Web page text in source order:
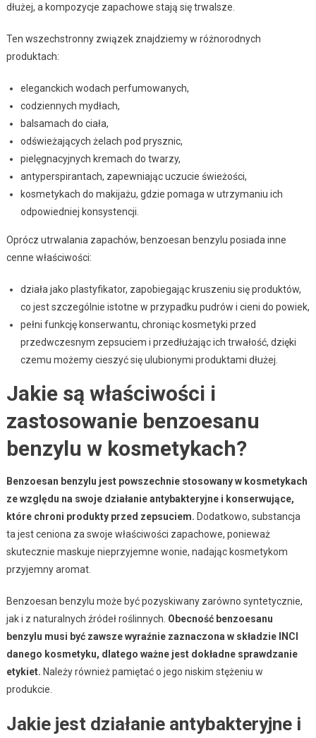
dłużej, a kompozycje zapachowe stają się trwalsze.
Ten wszechstronny związek znajdziemy w różnorodnych
produktach:
eleganckich wodach perfumowanych,
codziennych mydłach,
balsamach do ciała,
odświeżających żelach pod prysznic,
pielęgnacyjnych kremach do twarzy,
antyperspirantach, zapewniając uczucie świeżości,
kosmetykach do makijażu, gdzie pomaga w utrzymaniu ich
odpowiedniej konsystencji.
Oprócz utrwalania zapachów, benzoesan benzylu posiada inne
cenne właściwości:
działa jako plastyfikator, zapobiegając kruszeniu się produktów,
co jest szczególnie istotne w przypadku pudrów i cieni do powiek,
pełni funkcję konserwantu, chroniąc kosmetyki przed
przedwczesnym zepsuciem i przedłużając ich trwałość, dzięki
czemu możemy cieszyć się ulubionymi produktami dłużej.
Jakie są właściwości i
zastosowanie benzoesanu
benzylu w kosmetykach?
Benzoesan benzylu jest powszechnie stosowany w kosmetykach
ze względu na swoje działanie antybakteryjne i konserwujące,
które chroni produkty przed zepsuciem. Dodatkowo, substancja
ta jest ceniona za swoje właściwości zapachowe, ponieważ
skutecznie maskuje nieprzyjemne wonie, nadając kosmetykom
przyjemny aromat.
Benzoesan benzylu może być pozyskiwany zarówno syntetycznie,
jak i z naturalnych źródeł roślinnych. Obecność benzoesanu
benzylu musi być zawsze wyraźnie zaznaczona w składzie INCI
danego kosmetyku, dlatego ważne jest dokładne sprawdzanie
etykiet. Należy również pamiętać o jego niskim stężeniu w
produkcie.
Jakie jest działanie antybakteryjne i